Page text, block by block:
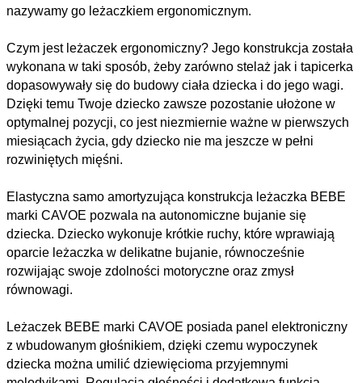
nazywamy go leżaczkiem ergonomicznym.
Czym jest leżaczek ergonomiczny? Jego konstrukcja została
wykonana w taki sposób, żeby zarówno stelaż jak i tapicerka
dopasowywały się do budowy ciała dziecka i do jego wagi.
Dzięki temu Twoje dziecko zawsze pozostanie ułożone w
optymalnej pozycji, co jest niezmiernie ważne w pierwszych
miesiącach życia, gdy dziecko nie ma jeszcze w pełni
rozwiniętych mięśni.
Elastyczna samo amortyzująca konstrukcja leżaczka BEBE
marki CAVOE pozwala na autonomiczne bujanie się
dziecka. Dziecko wykonuje krótkie ruchy, które wprawiają
oparcie leżaczka w delikatne bujanie, równocześnie
rozwijając swoje zdolności motoryczne oraz zmysł
równowagi.
Leżaczek BEBE marki CAVOE posiada panel elektroniczny
z wbudowanym głośnikiem, dzięki czemu wypoczynek
dziecka można umilić dziewięcioma przyjemnymi